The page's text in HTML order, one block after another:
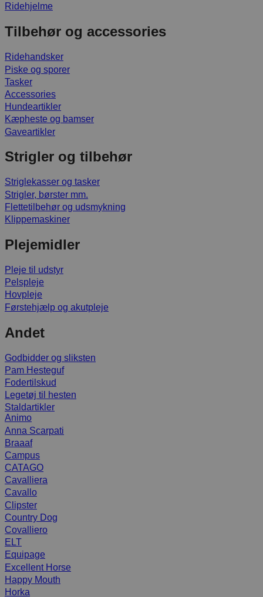
Ridehjelme
Tilbehør og accessories
Ridehandsker
Piske og sporer
Tasker
Accessories
Hundeartikler
Kæpheste og bamser
Gaveartikler
Strigler og tilbehør
Striglekasser og tasker
Strigler, børster mm.
Flettetilbehør og udsmykning
Klippemaskiner
Plejemidler
Pleje til udstyr
Pelspleje
Hovpleje
Førstehjælp og akutpleje
Andet
Godbidder og sliksten
Pam Hesteguf
Fodertilskud
Legetøj til hesten
Staldartikler
Animo
Anna Scarpati
Braaaf
Campus
CATAGO
Cavalliera
Cavallo
Clipster
Country Dog
Covalliero
ELT
Equipage
Excellent Horse
Happy Mouth
Horka